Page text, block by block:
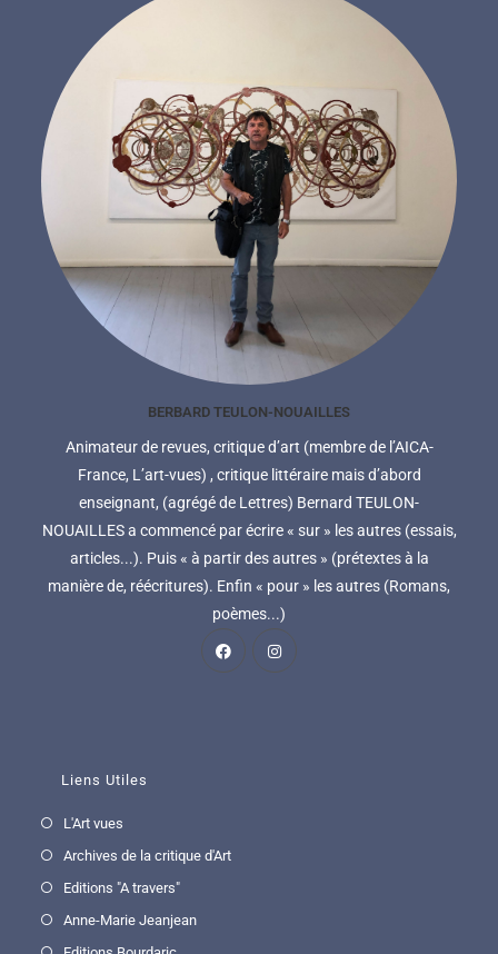
BERBARD TEULON-NOUAILLES
Animateur de revues, critique d’art (membre de l’AICA-
France, L’art-vues) , critique littéraire mais d’abord
enseignant, (agrégé de Lettres) Bernard TEULON-
NOUAILLES a commencé par écrire « sur » les autres (essais,
articles...). Puis « à partir des autres » (prétextes à la
manière de, réécritures). Enfin « pour » les autres (Romans,
poèmes...)
Liens Utiles
L'Art vues
Archives de la critique d'Art
Editions "A travers"
Anne-Marie Jeanjean